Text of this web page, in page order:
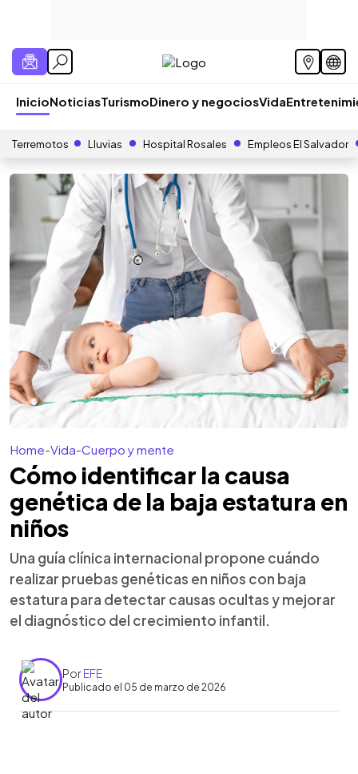
InicioNoticiasTurismoDinero y negociosVida
Terremotos Lluvias Hospital Rosales Empleos El Salvador
Home-Vida-Cuerpo y mente
Cómo identificar la causa
genética de la baja estatura en
niños
Una guía clínica internacional propone cuándo
realizar pruebas genéticas en niños con baja
estatura para detectar causas ocultas y mejorar
el diagnóstico del crecimiento infantil.
PorEFE
Publicado el 05 de marzo de 2026